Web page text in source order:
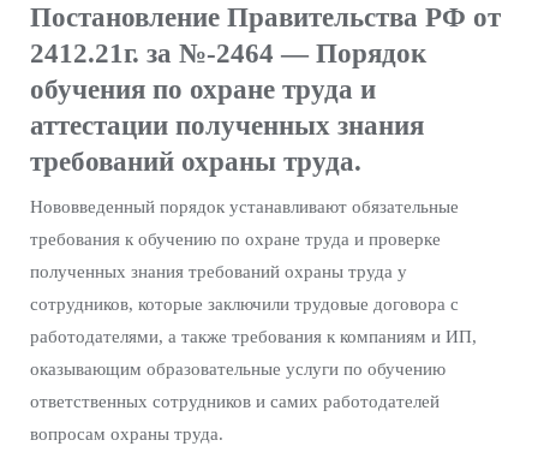
Постановление Правительства РФ от
2412.21г. за №-2464 — Порядок
обучения по охране труда и
аттестации полученных знания
требований охраны труда.
Нововведенный порядок устанавливают обязательные
требования к обучению по охране труда и проверке
полученных знания требований охраны труда у
сотрудников, которые заключили трудовые договора с
работодателями, а также требования к компаниям и ИП,
оказывающим образовательные услуги по обучению
ответственных сотрудников и самих работодателей
вопросам охраны труда.